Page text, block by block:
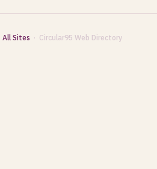
All Sites · Circular95 Web Directory